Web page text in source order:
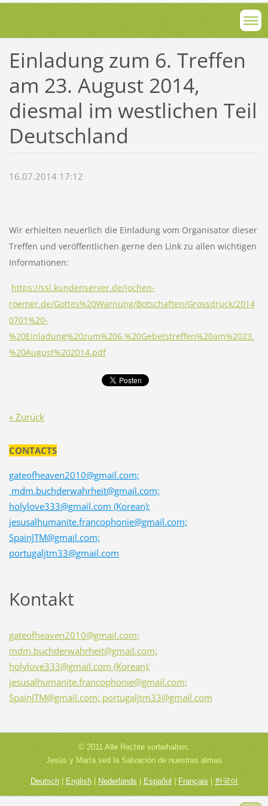
Einladung zum 6. Treffen
am 23. August 2014,
diesmal im westlichen Teil
Deutschland
16.07.2014 17:12
Wir erhielten neuerlich die Einladung vom Organisator dieser
Treffen und veröffentlichen gerne den Link zu allen wichtigen
Informationen:
https://ssl.kundenserver.de/jochen-
roemer.de/Gottes%20Warnung/Botschaften/Grossdruck/2014
0701%20-
%20Einladung%20zum%206.%20Gebetstreffen%20am%2023.
%20August%202014.pdf
« Zurück
CONTACTS
gateofheaven2010@gmail.com;
mdm.buchderwahrheit@gmail.com;
holylove333@gmail.com (Korean);
jesusalhumanite.francophonie@gmail.com;
SpainJTM@gmail.com;
portugaljtm33@gmail.com
Kontakt
gateofheaven2010@gmail.com;
mdm.buchderwahrheit@gmail.com;
holylove333@gmail.com (Korean);
jesusalhumanite.francophonie@gmail.com;
SpainJTM@gmail.com; portugaljtm33@gmail.com
© 2011 Alle Rechte vorbehalten.
Jesús y María sed la Salvación de nuestras almas
Deutsch|English| Nederlands| Español |Français|한국어